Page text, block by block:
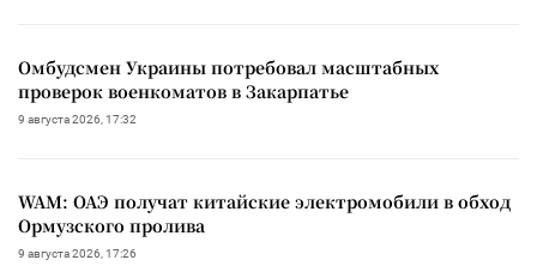
Омбудсмен Украины потребовал масштабных
проверок военкоматов в Закарпатье
9 августа 2026, 17:32
WAM: ОАЭ получат китайские электромобили в обход
Ормузского пролива
9 августа 2026, 17:26